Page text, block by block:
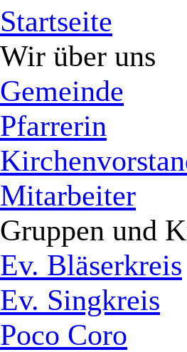
Startseite
Wir über uns
Gemeinde
Pfarrerin
Mitarbeiter
Gruppen und
Ev. Bläserkreis
Ev. Singkreis
Poco Coro